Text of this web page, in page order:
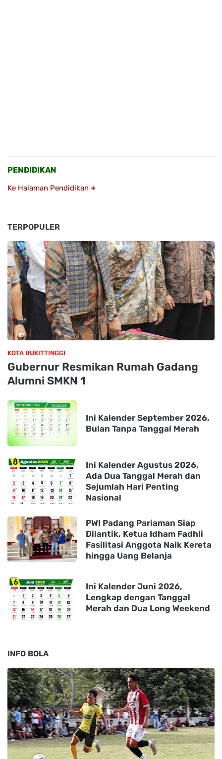
PENDIDIKAN
Ke Halaman Pendidikan
TERPOPULER
KOTA BUKITTINGGI
Gubernur Resmikan Rumah Gadang
Alumni SMKN 1
Ini Kalender September 2026,
Bulan Tanpa Tanggal Merah
Ini Kalender Agustus 2026,
Ada Dua Tanggal Merah dan
Sejumlah Hari Penting
Nasional
PWI Padang Pariaman Siap
Dilantik, Ketua Idham Fadhli
Fasilitasi Anggota Naik Kereta
hingga Uang Belanja
Ini Kalender Juni 2026,
Lengkap dengan Tanggal
Merah dan Dua Long Weekend
INFO BOLA